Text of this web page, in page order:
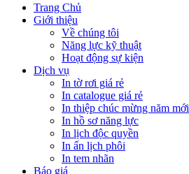
Trang Chủ
Giới thiệu
Về chúng tôi
Năng lực kỹ thuật
Hoạt động sự kiện
Dịch vụ
In tờ rơi giá rẻ
In catalogue giá rẻ
In thiệp chúc mừng năm mới
In hồ sơ năng lực
In lịch độc quyền
In ấn lịch phôi
In tem nhãn
Báo giá